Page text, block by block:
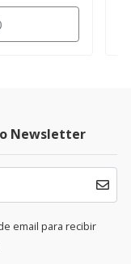
Newsletter
email para recibir